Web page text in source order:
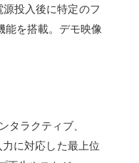
投入後に特定のフ
能を搭載。デモ映像
ラクティブ、
に対応した最上位